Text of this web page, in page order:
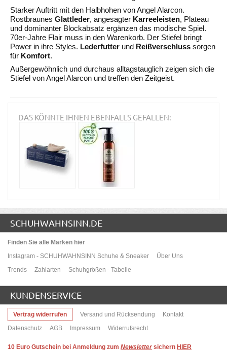
Starker Auftritt mit den Halbhohen von Angel Alarcon.
Rostbraunes Glattleder, angesagter Karreeleisten, Plateau
und dominanter Blockabsatz ergänzen das modische Spiel.
70er-Jahre Flair muss in den Warenkorb. Der Stiefel bringt
Power in ihre Styles. Lederfutter und Reißverschluss sorgen
für Komfort.
Außergewöhnlich und durchaus alltagstauglich zeigen sich die
Stiefel von Angel Alarcon und treffen den Zeitgeist.
DAS KÖNNTE IHNEN EBENFALLS GEFALLEN:
SCHUHWAHNSINN.DE
Finden Sie alle Marken hier
Instagram - SCHUHWAHNSINN Schuhe & Sneaker
Über Uns
Trends
Zahlarten Schuhgrößen - Tabelle
KUNDENSERVICE
Vertrag widerrufen Versand und Rücksendung
Kontakt
Datenschutz
AGB Impressum Widerrufsrecht
10 Euro Gutschein bei Anmeldung zum Newsletter sichern HIER